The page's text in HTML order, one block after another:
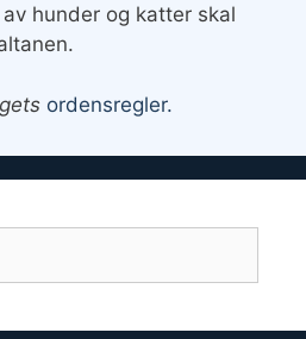
hunder og katter skal
ordensregler.